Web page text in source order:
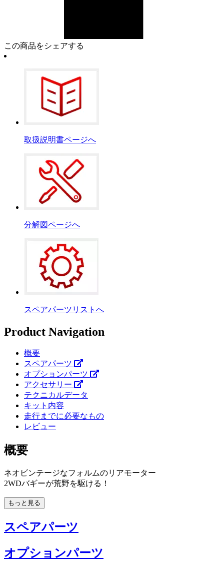
この商品をシェアする
取扱説明書ページへ
分解図ページへ
スペアパーツリストへ
Product Navigation
概要
スペアパーツ
オプションパーツ
アクセサリー
テクニカルデータ
キット内容
走行までに必要なもの
レビュー
概要
ネオビンテージなフォルムのリアモーター
2WDバギーが荒野を駆ける！
もっと見る
スペアパーツ
オプションパーツ